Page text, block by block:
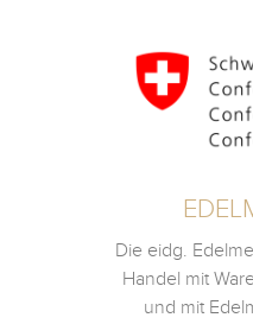
Die eidg.
Handel mit
und mit